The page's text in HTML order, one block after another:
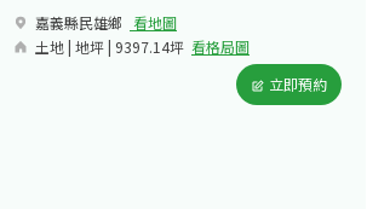
嘉義縣民雄鄉​ 看地圖
土地 | 地坪 | 9397.14坪 看格局圖
立即預約